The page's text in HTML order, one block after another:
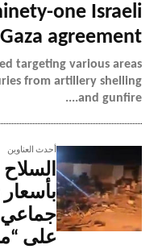
one Israeli
agreement
targeting various areas
from artillery shelling
and gunfire....
أحدث العناوين
جماعي
على